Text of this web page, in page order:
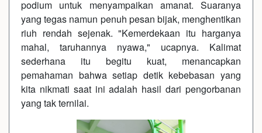
podium untuk menyampaikan amanat. Suaranya
yang tegas namun penuh pesan bijak, menghentikan
riuh rendah sejenak. "Kemerdekaan itu harganya
mahal, taruhannya nyawa," ucapnya. Kalimat
sederhana itu begitu kuat, menancapkan
pemahaman bahwa setiap detik kebebasan yang
kita nikmati saat ini adalah hasil dari pengorbanan
yang tak ternilai.